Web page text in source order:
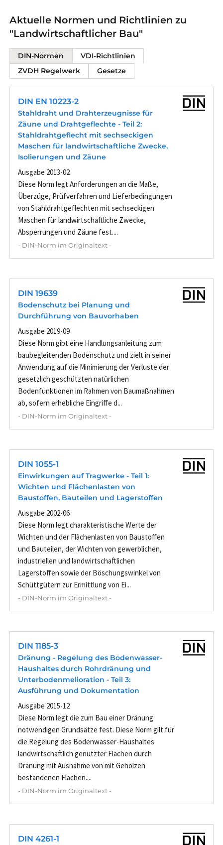
Aktuelle Normen und Richtlinien zu
"Landwirtschaftlicher Bau"
DIN-Normen
VDI-Richtlinien
ZVDH Regelwerk
Gesetze
DIN EN 10223-2
Stahldraht und Drahterzeugnisse für
Zäune und Drahtgeflechte - Teil 2:
Stahldrahtgeflecht mit sechseckigen
Maschen für landwirtschaftliche Zwecke,
Isolierungen und Zäune
Ausgabe 2013-02
Diese Norm legt Anforderungen an die Maße,
Überzüge, Prüfverfahren und Lieferbedingungen
von Stahldrahtgeflechten mit sechseckigen
Maschen für landwirtschaftliche Zwecke,
Absperrungen und Zäune fest....
- DIN-Norm im Originaltext -
DIN 19639
Bodenschutz bei Planung und
Durchführung von Bauvorhaben
Ausgabe 2019-09
Diese Norm gibt eine Handlungsanleitung zum
baubegleitenden Bodenschutz und zielt in seiner
Anwendung auf die Minimierung der Verluste der
gesetzlich geschützten natürlichen
Bodenfunktionen im Rahmen von Baumaßnahmen
ab, sofern erhebliche Eingriffe d...
- DIN-Norm im Originaltext -
DIN 1055-1
Einwirkungen auf Tragwerke - Teil 1:
Wichten und Flächenlasten von
Baustoffen, Bauteilen und Lagerstoffen
Ausgabe 2002-06
Diese Norm legt charakteristische Werte der
Wichten und der Flächenlasten von Baustoffen
und Bauteilen, der Wichten von gewerblichen,
industriellen und landwirtschaftlichen
Lagerstoffen sowie der Böschungswinkel von
Schüttgütern zur Ermittlung von Ei...
- DIN-Norm im Originaltext -
DIN 1185-3
Dränung - Regelung des Bodenwasser-
Haushaltes durch Rohrdränung und
Unterbodenmelioration - Teil 3:
Ausführung und Dokumentation
Ausgabe 2015-12
Diese Norm legt die zum Bau einer Dränung
notwendigen Grundsätze fest. Diese Norm gilt für
die Regelung des Bodenwasser-Haushaltes
landwirtschaftlich genutzter Flächen durch
Dränung mit Ausnahme von mit Gehölzen
bestandenen Flächen....
- DIN-Norm im Originaltext -
DIN 4261-1